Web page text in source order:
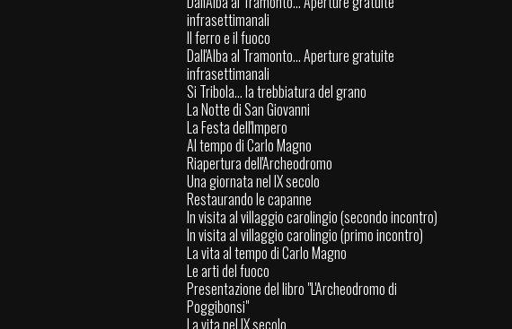
infrasettimanali
Il ferro e il fuoco
Dall'Alba al Tramonto... Aperture gratuite
infrasettimanali
Si Tribola... la trebbiatura del grano
La Notte di San Giovanni
La Festa dell'Impero
Al tempo di Carlo Magno
Riapertura dell'Archeodromo
Una giornata nel IX secolo
Restaurando le capanne
In visita al villaggio carolingio (secondo incontro)
In visita al villaggio carolingio (primo incontro)
La vita al tempo di Carlo Magno
Le arti del fuoco
Presentazione del libro "L'Archeodromo di
Poggibonsi"
La vita nel IX secolo